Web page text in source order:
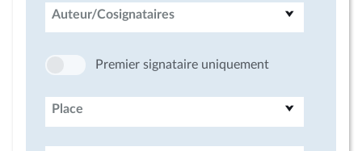
Auteur/Cosignataires
Premier signataire uniquement
Place